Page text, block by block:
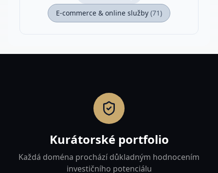
E-commerce & online služby (71)
Kurátorské portfolio
Každá doména prochází důkladným hodnocením
investičního potenciálu